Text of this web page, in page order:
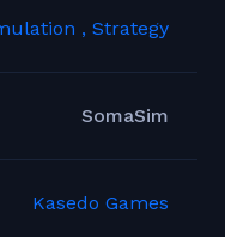
, Strategy
SomaSim
Kasedo Games